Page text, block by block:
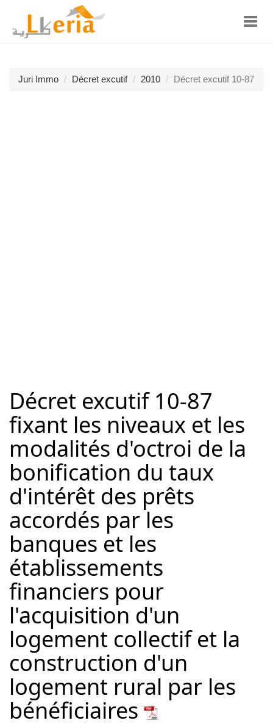
Juri Immo Décret excutif 2010 Décret excutif 10-87
Décret excutif 10-87
fixant les niveaux et les
modalités d'octroi de la
bonification du taux
d'intérêt des prêts
accordés par les
banques et les
établissements
financiers pour
l'acquisition d'un
logement collectif et la
construction d'un
logement rural par les
bénéficiaires